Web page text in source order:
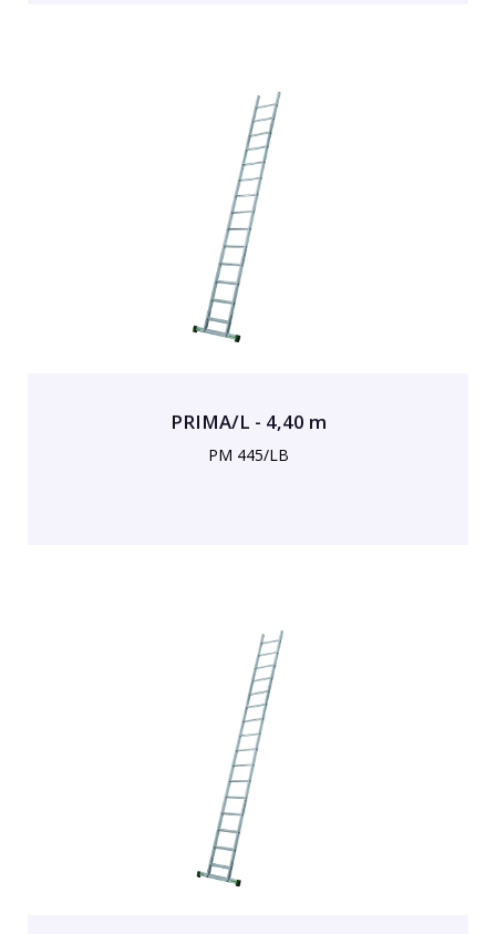
PRIMA/L - 4,40 m
PM 445/LB